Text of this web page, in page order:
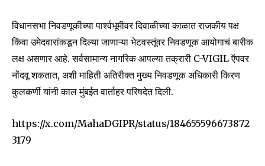
विधानसभा निवडणूकीच्या पार्श्वभूमीवर दिवाळीच्या काळात राजकीय पक्ष
किंवा उमेदवारांकडून दिल्या जाणाऱ्या भेटवस्तूंवर निवडणूक आयोगाचं बारीक
लक्ष असणार आहे. सर्वसामान्य नागरिक आपल्या तक्रारी C-VIGIL ऍपवर
नोंदवू शकतात, अशी माहिती अतिरीक्त मुख्य निवडणूक अधिकारी किरण
कुलकर्णी यांनी काल मुंबईत वार्ताहर परिषदेत दिली.
https://x.com/MahaDGIPR/status/184655596673872
3179